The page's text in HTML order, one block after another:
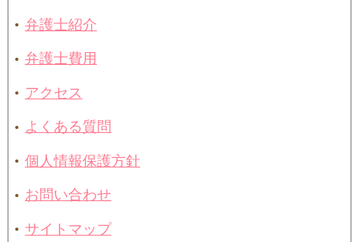
弁護士紹介
弁護士費用
アクセス
よくある質問
個人情報保護方針
お問い合わせ
サイトマップ